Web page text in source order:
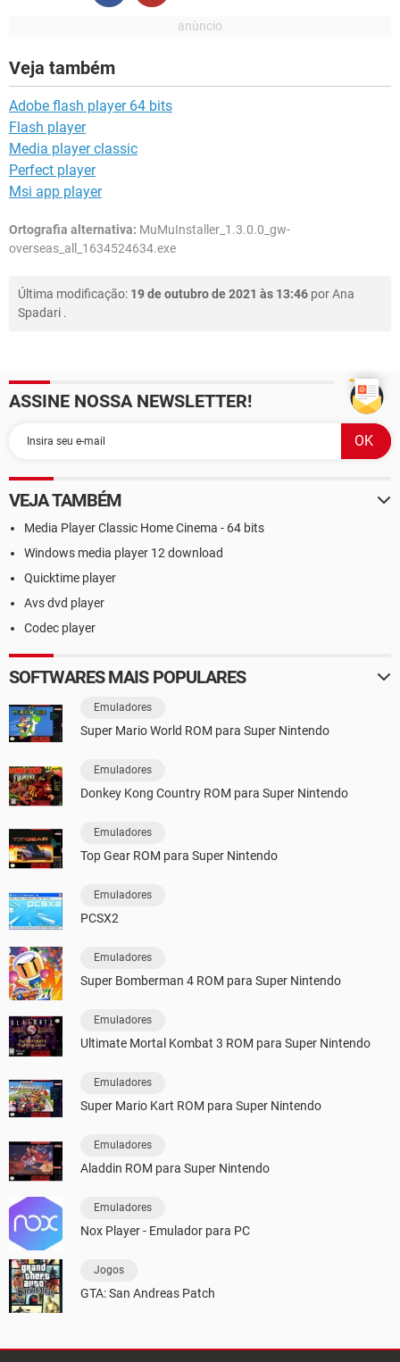
Veja também
Adobe flash player 64 bits
Flash player
Media player classic
Perfect player
Msi app player
Ortografia alternativa: MuMuInstaller_1.3.0.0_gw-
overseas_all_1634524634.exe
Última modificação: 19 de outubro de 2021 às 13:46 porAna
Spadari .
ASSINE NOSSA NEWSLETTER!
VEJA TAMBÉM
Media Player Classic Home Cinema - 64 bits
Windows media player 12 download
Quicktime player
Avs dvd player
Codec player
SOFTWARES MAIS POPULARES
Emuladores
Super Mario World ROM para Super Nintendo
Emuladores
Donkey Kong Country ROM para Super Nintendo
Emuladores
Top Gear ROM para Super Nintendo
Emuladores
PCSX2
Emuladores
Super Bomberman 4 ROM para Super Nintendo
Emuladores
Ultimate Mortal Kombat 3 ROM para Super Nintendo
Emuladores
Super Mario Kart ROM para Super Nintendo
Emuladores
Aladdin ROM para Super Nintendo
Emuladores
Nox Player - Emulador para PC
Jogos
GTA: San Andreas Patch